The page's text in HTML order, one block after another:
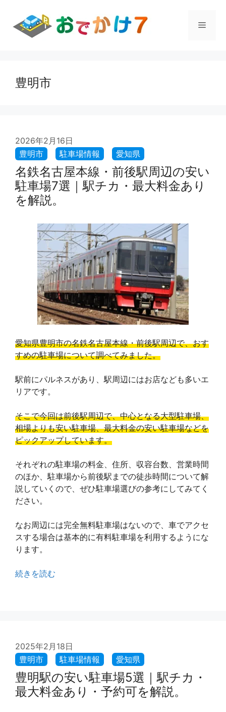
メ
豊明市
2026年2月16日
名鉄名古屋本線・前後駅周辺の安い
駐車場7選｜駅チカ・最大料金あり
を解説。
愛知県豊明市の名鉄名古屋本線・前後駅周辺で、おす
すめの駐車場について調べてみました。
駅前にパルネスがあり、駅周辺にはお店なども多いエ
リアです。
そこで今回は前後駅周辺で、中心となる大型駐車場、
相場よりも安い駐車場、最大料金の安い駐車場などを
ピックアップしています。
それぞれの駐車場の料金、住所、収容台数、営業時間
のほか、駐車場から前後駅までの徒歩時間について解
説していくので、ぜひ駐車場選びの参考にしてみてく
ださい。
なお周辺には完全無料駐車場はないので、車でアクセ
スする場合は基本的に有料駐車場を利用するようにな
ります。
続きを読む
2025年2月18日
豊明駅の安い駐車場5選｜駅チカ・
最大料金あり・予約可を解説。